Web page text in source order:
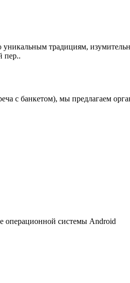
традициям,
пер..
с банкетом), мы предлагаем
операционной системы Android